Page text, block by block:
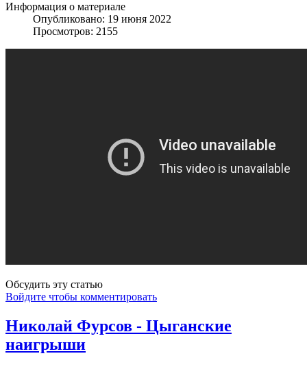
Информация о материале
Опубликовано: 19 июня 2022
Просмотров: 2155
Обсудить эту статью
Войдите чтобы комментировать
Николай Фурсов - Цыганские
наигрыши